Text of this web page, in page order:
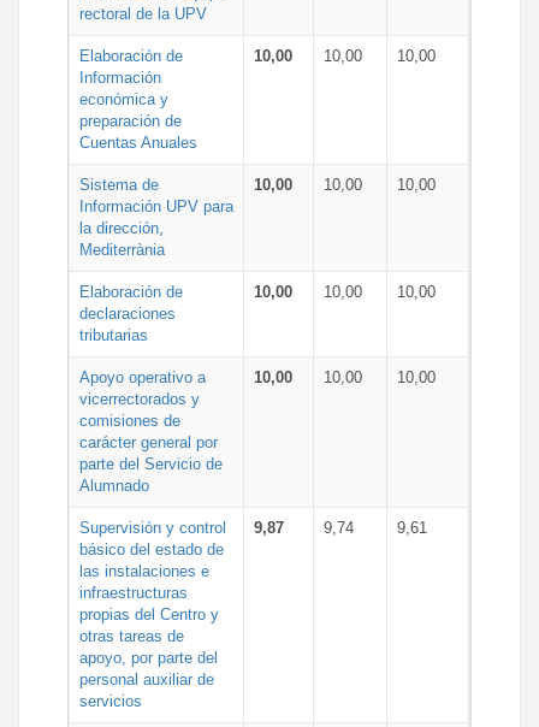
rectoral de la UPV
Elaboración de
Información
económica y
preparación de
Cuentas Anuales
10,00 10,00 10,00
Sistema de
Información UPV para
la dirección,
Mediterrània
10,00 10,00 10,00
Elaboración de
declaraciones
tributarias
10,00 10,00 10,00
Apoyo operativo a
vicerrectorados y
comisiones de
carácter general por
parte del Servicio de
Alumnado
10,00 10,00 10,00
Supervisión y control
básico del estado de
las instalaciones e
infraestructuras
propias del Centro y
otras tareas de
apoyo, por parte del
personal auxiliar de
servicios
9,87 9,74 9,61